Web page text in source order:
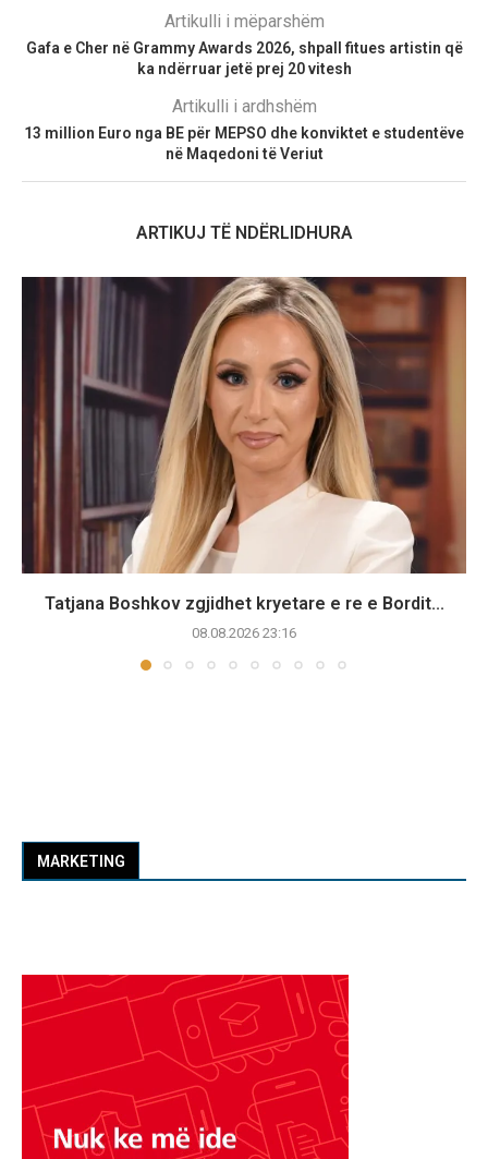
Artikulli i mëparshëm
Gafa e Cher në Grammy Awards 2026, shpall fitues artistin që
ka ndërruar jetë prej 20 vitesh
Artikulli i ardhshëm
13 million Euro nga BE për MEPSO dhe konviktet e studentëve
në Maqedoni të Veriut
ARTIKUJ TË NDËRLIDHURA
Tatjana Boshkov zgjidhet kryetare e re e Bordit...
08.08.2026 23:16
MARKETING